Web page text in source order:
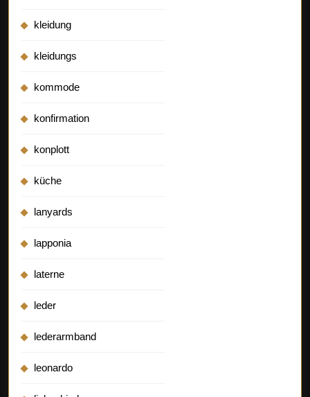
kleidung
kleidungs
kommode
konfirmation
konplott
küche
lanyards
lapponia
laterne
leder
lederarmband
leonardo